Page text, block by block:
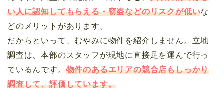
い人に認知してもらえる・窃盗などのリスクが低いな
どのメリットがあります。
だからといって、むやみに物件を紹介しません。立地
調査は、本部のスタッフが現地に直接足を運んで行っ
ているんです。 物件のあるエリアの競合店もしっかり
調査して、評価しています。